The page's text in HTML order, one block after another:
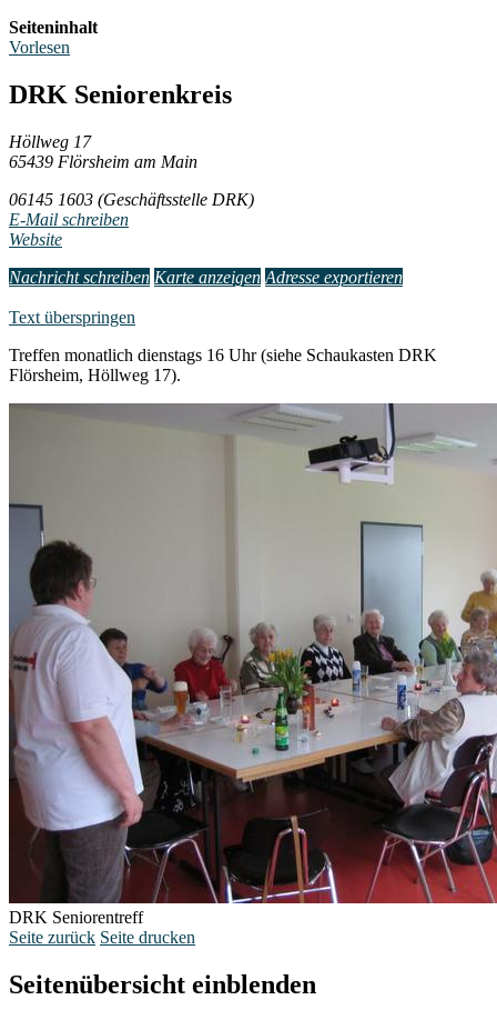
Seiteninhalt
Vorlesen
DRK Seniorenkreis
Höllweg 17
65439 Flörsheim am Main
06145 1603 (Geschäftsstelle DRK)
E-Mail schreiben
Website
Nachricht schreiben Karte anzeigen Adresse exportieren
Text überspringen
Treffen monatlich dienstags 16 Uhr (siehe Schaukasten DRK
Flörsheim, Höllweg 17).
DRK Seniorentreff
Seite zurück Seite drucken
Seitenübersicht einblenden